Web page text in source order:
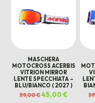
MASCHERA
MOTOCROSS ACERBIS
VITRION MIRROR
LENTE SPECCHIATA –
BLU/BIANCO ( 2027 )
59,00€Il
prezzo
45,00€Il
prezzo